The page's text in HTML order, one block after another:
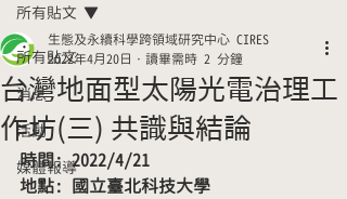
所有貼文
消息
活動
媒體報導
所有貼文
台灣地面型太陽光電治理工
作坊(三) 共識與結論
生態及永續科學跨領域研究中心 CIRES
2022年4月20日
讀畢需時 2 分鐘
時間: 2022/4/21
地點: 國立臺北科技大學